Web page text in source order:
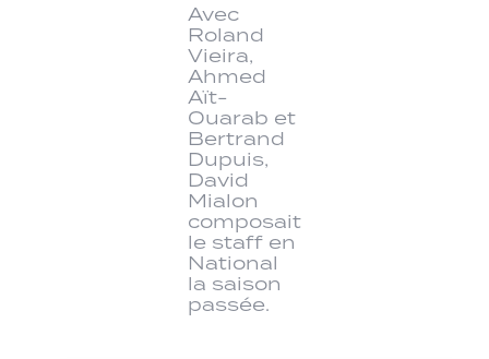
Avec
Roland
Vieira,
Ahmed
Aït-
Ouarab et
Bertrand
Dupuis,
David
Mialon
composait
le staff en
National
la saison
passée.